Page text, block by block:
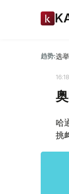
趋势:选
哈
挑